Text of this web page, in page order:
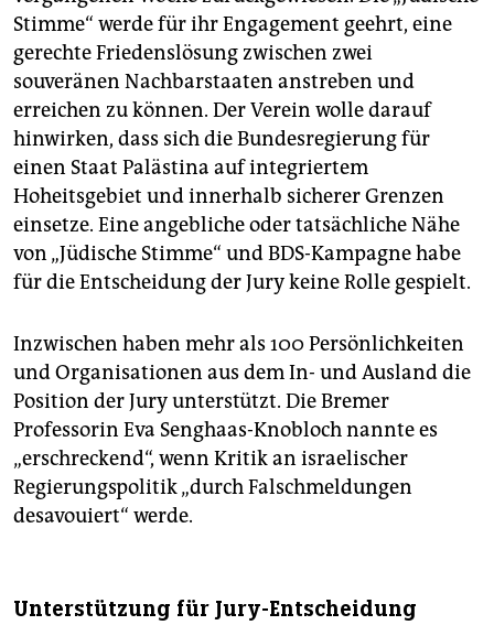
Stimme“ werde für ihr Engagement geehrt, eine
gerechte Friedenslösung zwischen zwei
souveränen Nachbarstaaten anstreben und
erreichen zu können. Der Verein wolle darauf
hinwirken, dass sich die Bundesregierung für
einen Staat Palästina auf integriertem
Hoheitsgebiet und innerhalb sicherer Grenzen
einsetze. Eine angebliche oder tatsächliche Nähe
von „Jüdische Stimme“ und BDS-Kampagne habe
für die Entscheidung der Jury keine Rolle gespielt.
Inzwischen haben mehr als 100 Persönlichkeiten
und Organisationen aus dem In- und Ausland die
Position der Jury unterstützt. Die Bremer
Professorin Eva Senghaas-Knobloch nannte es
„erschreckend“, wenn Kritik an israelischer
Regierungspolitik „durch Falschmeldungen
desavouiert“ werde.
Unterstützung für Jury-Entscheidung